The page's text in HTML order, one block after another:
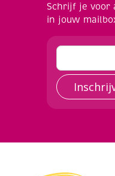
Schrijf je voor
in jouw